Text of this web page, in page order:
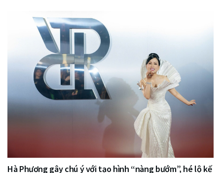
Hà Phương gây chú ý với tạo hình “nàng bướm”, hé lộ kế